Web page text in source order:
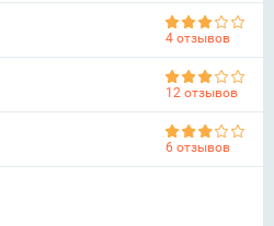
4 отзывов
12 отзывов
6 отзывов